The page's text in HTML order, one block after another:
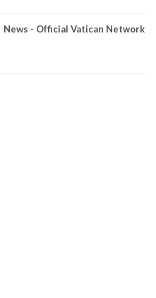
News - Official Vatican Network